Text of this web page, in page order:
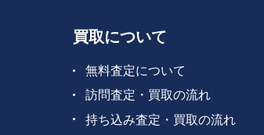
買取について
無料査定について
訪問査定・買取の流れ
持ち込み査定・買取の流れ